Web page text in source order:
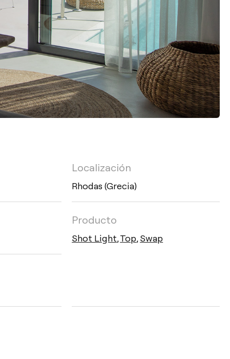
Localización
Rhodas (Grecia)
Producto
Shot Light,Top,Swap